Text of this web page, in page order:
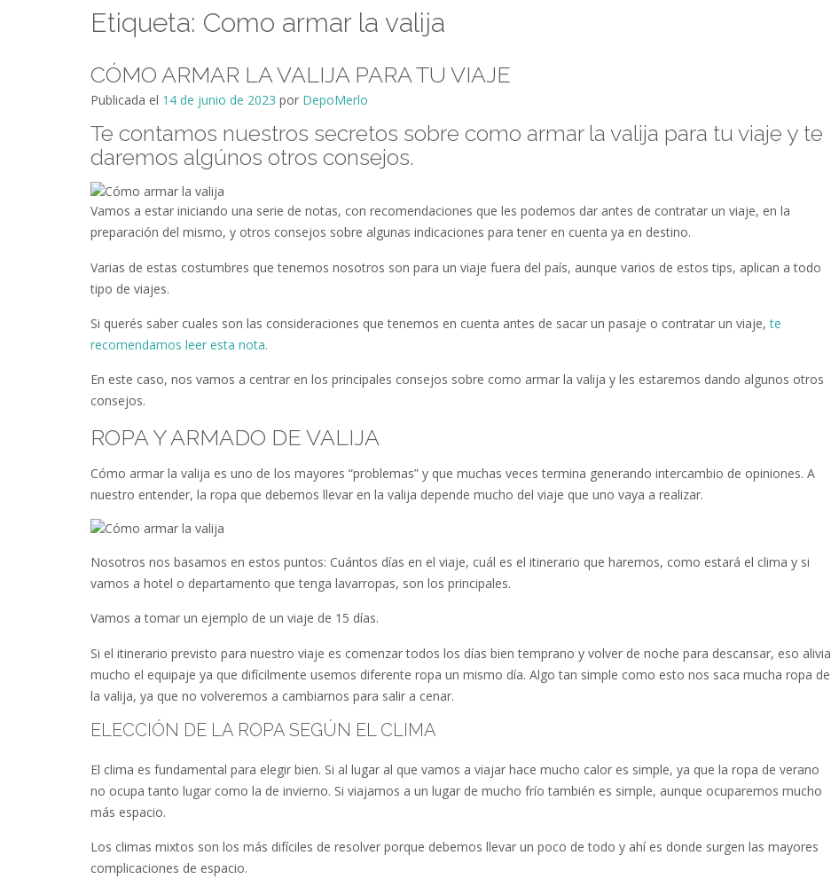
Etiqueta: Como armar la valija
CÓMO ARMAR LA VALIJA PARA TU VIAJE
Publicada el 14 de junio de 2023 por DepoMerlo
Te contamos nuestros secretos sobre como armar la valija para tu viaje y te
daremos algúnos otros consejos.
Vamos a estar iniciando una serie de notas, con recomendaciones que les podemos dar antes de contratar un viaje, en la
preparación del mismo, y otros consejos sobre algunas indicaciones para tener en cuenta ya en destino.
Varias de estas costumbres que tenemos nosotros son para un viaje fuera del país, aunque varios de estos tips, aplican a todo
tipo de viajes.
Si querés saber cuales son las consideraciones que tenemos en cuenta antes de sacar un pasaje o contratar un viaje,te
recomendamos leer esta nota.
En este caso, nos vamos a centrar en los principales consejos sobre como armar la valija y les estaremos dando algunos otros
consejos.
ROPA Y ARMADO DE VALIJA
Cómo armar la valija es uno de los mayores “problemas” y que muchas veces termina generando intercambio de opiniones. A
nuestro entender, la ropa que debemos llevar en la valija depende mucho del viaje que uno vaya a realizar.
Nosotros nos basamos en estos puntos: Cuántos días en el viaje, cuál es el itinerario que haremos, como estará el clima y si
vamos a hotel o departamento que tenga lavarropas, son los principales.
Vamos a tomar un ejemplo de un viaje de 15 días.
Si el itinerario previsto para nuestro viaje es comenzar todos los días bien temprano y volver de noche para descansar, eso alivia
mucho el equipaje ya que difícilmente usemos diferente ropa un mismo día. Algo tan simple como esto nos saca mucha ropa de
la valija, ya que no volveremos a cambiarnos para salir a cenar.
ELECCIÓN DE LA ROPA SEGÚN EL CLIMA
El clima es fundamental para elegir bien. Si al lugar al que vamos a viajar hace mucho calor es simple, ya que la ropa de verano
no ocupa tanto lugar como la de invierno. Si viajamos a un lugar de mucho frío también es simple, aunque ocuparemos mucho
más espacio.
Los climas mixtos son los más difíciles de resolver porque debemos llevar un poco de todo y ahí es donde surgen las mayores
complicaciones de espacio.